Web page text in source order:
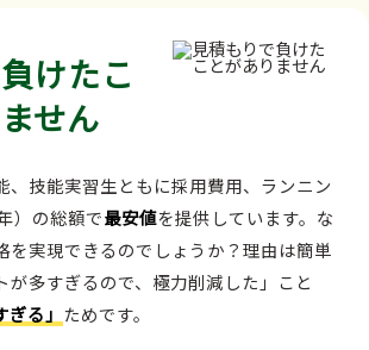
けたこ
せん
、技能実習生ともに採用費用、ランニン
）の総額で最安値を提供しています。な
を実現できるのでしょうか？理由は簡単
が多すぎるので、極力削減した」こと
ぎる」 ためです。